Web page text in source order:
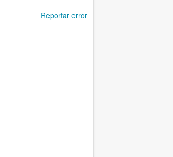
Reportar error